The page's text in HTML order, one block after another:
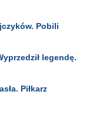
Pobili
legendę.
Piłkarz